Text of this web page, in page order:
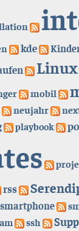
kde
Linux
mobil
neujahr
playbook
rss
smartphone
ssh